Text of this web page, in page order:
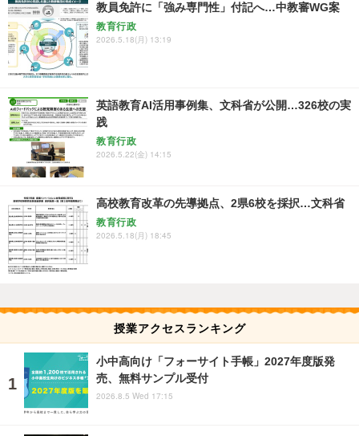
教員免許に「強み専門性」付記へ…中教審WG案
教育行政
2026.5.18(月) 13:19
英語教育AI活用事例集、文科省が公開…326校の実
践
教育行政
2026.5.22(金) 14:15
高校教育改革の先導拠点、2県6校を採択…文科省
教育行政
2026.5.18(月) 18:45
授業アクセスランキング
小中高向け「フォーサイト手帳」2027年度版発
売、無料サンプル受付
2026.8.5 Wed 17:15